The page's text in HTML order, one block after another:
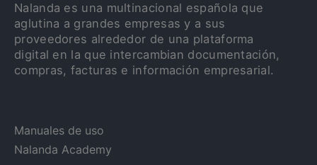
Nalanda es una multinacional española que
aglutina a grandes empresas y a sus
proveedores alrededor de una plataforma
digital en la que intercambian documentación,
compras, facturas e información empresarial.
Manuales de uso
Nalanda Academy